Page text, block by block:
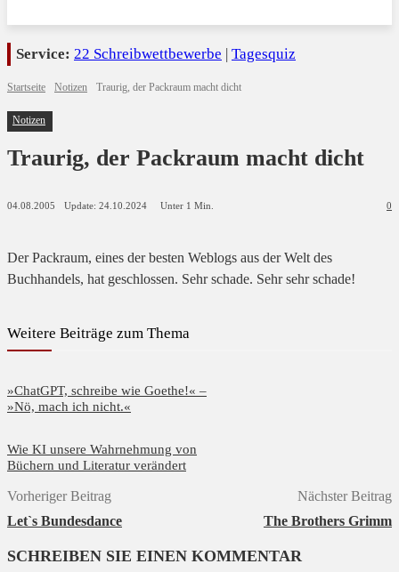
Service: 22 Schreibwettbewerbe | Tagesquiz
Startseite Notizen Traurig, der Packraum macht dicht
Notizen
Traurig, der Packraum macht dicht
04.08.2005 Update: 24.10.2024 Unter 1 Min. 0
Der Packraum, eines der besten Weblogs aus der Welt des
Buchhandels, hat geschlossen. Sehr schade. Sehr sehr schade!
Weitere Beiträge zum Thema
»ChatGPT, schreibe wie Goethe!« –
»Nö, mach ich nicht.«
Wie KI unsere Wahrnehmung von
Büchern und Literatur verändert
Vorheriger Beitrag
Let`s Bundesdance
Nächster Beitrag
The Brothers Grimm
SCHREIBEN SIE EINEN KOMMENTAR